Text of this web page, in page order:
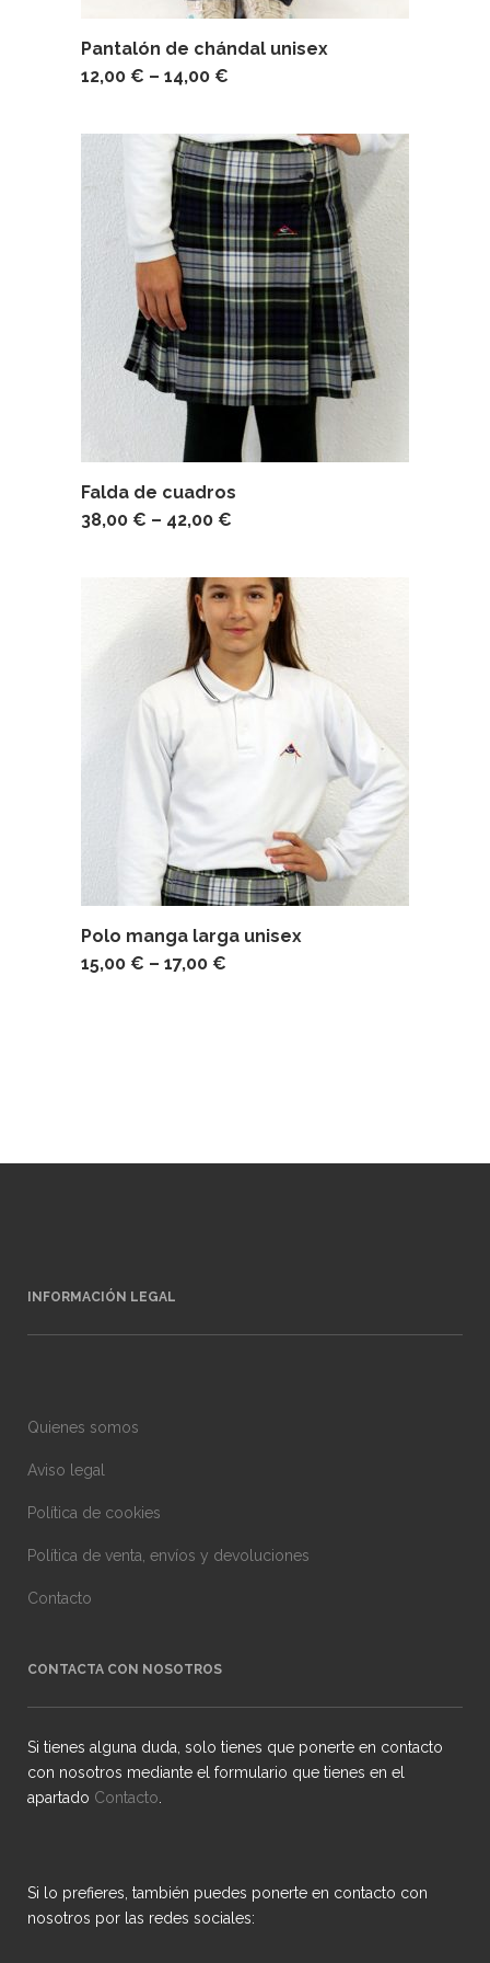
Pantalón de chándal unisex
12,00 € – 14,00 €
Falda de cuadros
38,00 € – 42,00 €
Polo manga larga unisex
15,00 € – 17,00 €
INFORMACIÓN LEGAL
Quienes somos
Aviso legal
Política de cookies
Política de venta, envíos y devoluciones
Contacto
CONTACTA CON NOSOTROS
Si tienes alguna duda, solo tienes que ponerte en contacto
con nosotros mediante el formulario que tienes en el
apartado Contacto
Si lo prefieres, también puedes ponerte en contacto con
nosotros por las redes sociales: